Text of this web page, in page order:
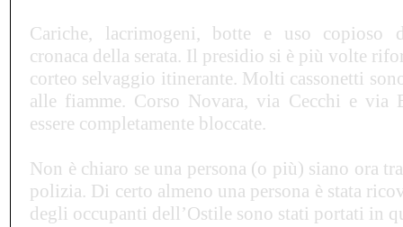
Cariche, lacrimogeni, botte e uso copioso
cronaca della serata. Il presidio si è più volte
corteo selvaggio itinerante. Molti cassonetti
alle fiamme. Corso Novara, via Cecchi e via
essere completamente bloccate.
Non è chiaro se una persona (o più) siano ora
polizia. Di certo almeno una persona è stata
degli occupanti dell’Ostile sono stati portati in